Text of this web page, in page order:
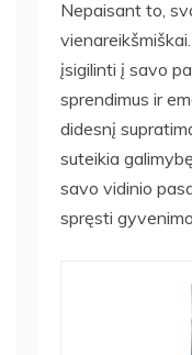
Nepaisant to,
įsigilinti į savo
sprendimus ir
didesnį
suteikia
savo vidinio
spręsti